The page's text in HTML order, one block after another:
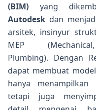
(BIM) yang
Autodesk dan
arsitek, insinyur
MEP
Plumbing). Dengan
dapat membuat
hanya menampilkan
tetapi juga